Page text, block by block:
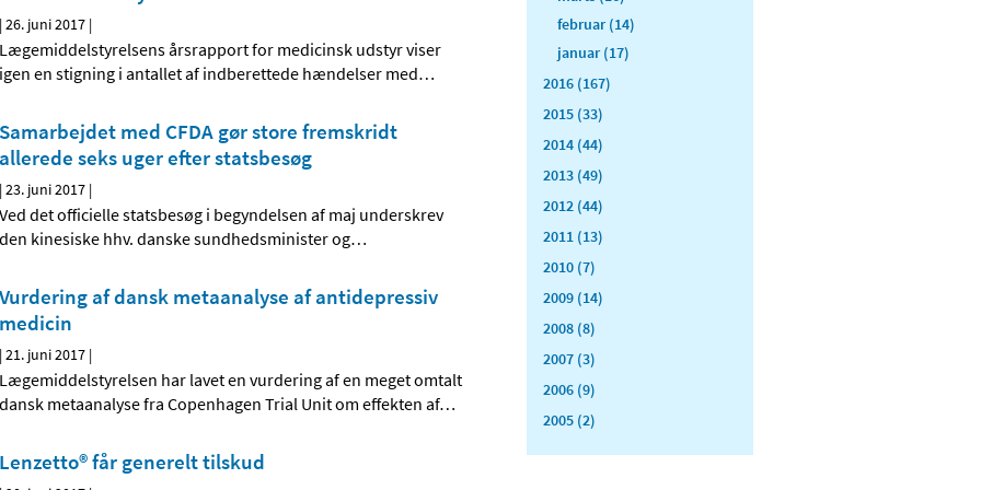
|26. juni 2017 |
Lægemiddelstyrelsens årsrapport for medicinsk udstyr viser
igen en stigning i antallet af indberettede hændelser med…
Samarbejdet med CFDA gør store fremskridt
allerede seks uger efter statsbesøg
|23. juni 2017 |
Ved det officielle statsbesøg i begyndelsen af maj underskrev
den kinesiske hhv. danske sundhedsminister og…
Vurdering af dansk metaanalyse af antidepressiv
medicin
|21. juni 2017 |
Lægemiddelstyrelsen har lavet en vurdering af en meget omtalt
dansk metaanalyse fra Copenhagen Trial Unit om effekten af…
Lenzetto® får generelt tilskud
februar (14)
januar (17)
2016 (167)
2015 (33)
2014 (44)
2013 (49)
2012 (44)
2011 (13)
2010 (7)
2009 (14)
2008 (8)
2007 (3)
2006 (9)
2005 (2)